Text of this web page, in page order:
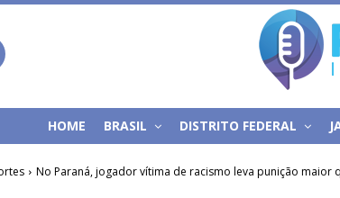
HOME BRASIL DISTRITO FEDERAL
No Paraná, jogador vítima de racismo leva punição maior